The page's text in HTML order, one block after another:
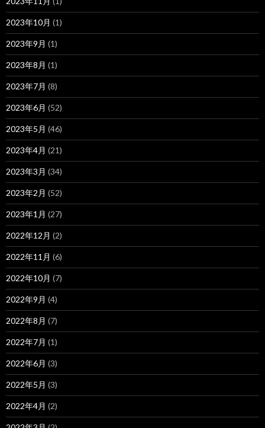
2023年10月 (1)
2023年9月 (1)
2023年8月 (1)
2023年7月 (8)
2023年6月 (52)
2023年5月 (46)
2023年4月 (21)
2023年3月 (34)
2023年2月 (52)
2023年1月 (27)
2022年12月 (2)
2022年11月 (6)
2022年10月 (7)
2022年9月 (4)
2022年8月 (7)
2022年7月 (1)
2022年6月 (3)
2022年5月 (3)
2022年4月 (2)